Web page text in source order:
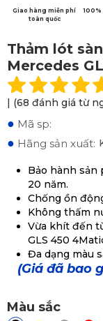
Giao hàng miễn phí
toàn quốc
100%
Thảm lót
Mercedes
| (68 đánh giá từ
● Mã sp:
● Hãng sản xuất:
Bảo hành sản
20 năm.
Chống ồn
Không thấm
Vừa khít đến
GLS 450
Đa dạng màu
(Giá đã bao
Màu sắc